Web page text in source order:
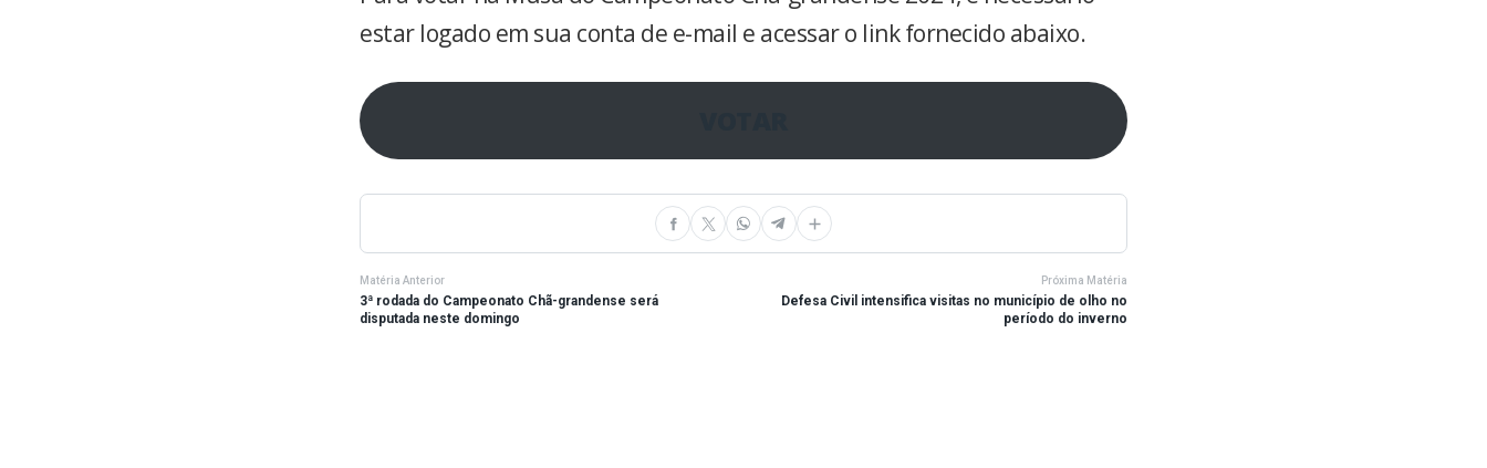
estar logado em sua conta de e-mail e acessar o link fornecido abaixo.
Matéria Anterior
3ª rodada do Campeonato Chã-grandense será
disputada neste domingo
Próxima Matéria
Defesa Civil intensifica visitas no município de olho no
período do inverno